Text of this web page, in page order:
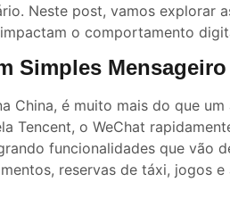
Neste post, vamos explorar
o comportamento
Simples Mensageiro
China, é muito mais do que
Tencent, o WeChat
funcionalidades que vão
reservas de táxi, jogos e